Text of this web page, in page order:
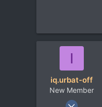
I
iq.urbat-off
New Member
11 Авг 2011